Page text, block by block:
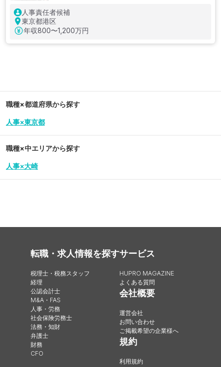
人事責任者候補
東京都港区
年収800〜1,200万円
職種×都道府県から探す
人事×東京都
職種×中エリアから探す
人事×大崎
転職・求人情報を探す
税理士・税務スタッフ
経理
公認会計士
M&A・FAS
人事・労務
社会保険労務士
法務・知財
弁護士
財務
CFO
サービス
HUPRO MAGAZINE
よくある質問
会社概要
運営会社
お問い合わせ
ご掲載希望の企業様へ
規約
利用規約